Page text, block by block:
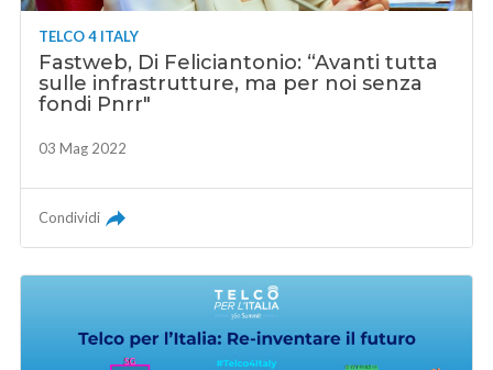
TELCO 4 ITALY
Fastweb, Di Feliciantonio: “Avanti tutta
sulle infrastrutture, ma per noi senza
fondi Pnrr"
03 Mag 2022
Condividi